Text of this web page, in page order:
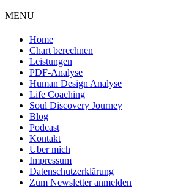
MENU
Home
Chart berechnen
Leistungen
PDF-Analyse
Human Design Analyse
Life Coaching
Soul Discovery Journey
Blog
Podcast
Kontakt
Über mich
Impressum
Datenschutzerklärung
Zum Newsletter anmelden